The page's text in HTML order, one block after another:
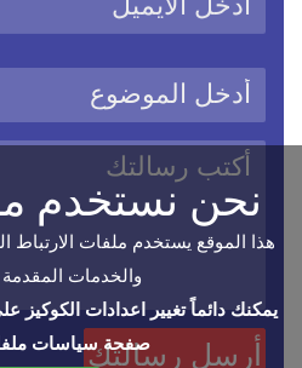
نحن نستخدم
هذا الموقع يستخدم ملفات الارتباط
والخدمات
يمكنك دائماً تغيير اعدادات الكوكيز
صفحة سياسات